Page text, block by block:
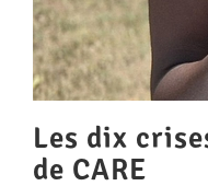
Les dix
de CARE